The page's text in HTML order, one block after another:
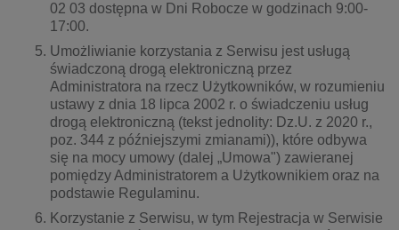
02 03 dostępna w Dni Robocze w godzinach 9:00-
17:00.
Umożliwianie korzystania z Serwisu jest usługą
świadczoną drogą elektroniczną przez
Administratora na rzecz Użytkowników, w rozumieniu
ustawy z dnia 18 lipca 2002 r. o świadczeniu usług
drogą elektroniczną (tekst jednolity: Dz.U. z 2020 r.,
poz. 344 z późniejszymi zmianami)), które odbywa
się na mocy umowy (dalej „Umowa") zawieranej
pomiędzy Administratorem a Użytkownikiem oraz na
podstawie Regulaminu.
Korzystanie z Serwisu, w tym Rejestracja w Serwisie